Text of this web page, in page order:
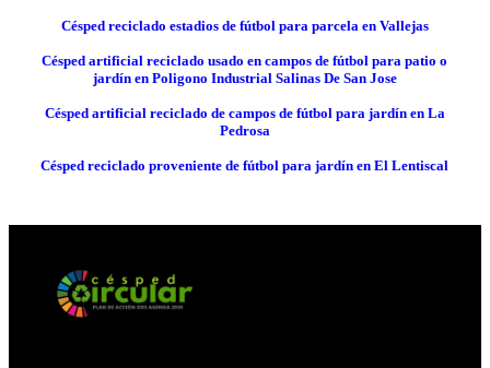
Césped reciclado estadios de fútbol para parcela en Vallejas
Césped artificial reciclado usado en campos de fútbol para patio o
jardín en Poligono Industrial Salinas De San Jose
Césped artificial reciclado de campos de fútbol para jardín en La
Pedrosa
Césped reciclado proveniente de fútbol para jardín en El Lentiscal